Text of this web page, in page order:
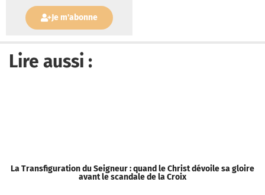
Je m'abonne
Lire aussi :
La Transfiguration du Seigneur : quand le Christ dévoile sa gloire
avant le scandale de la Croix